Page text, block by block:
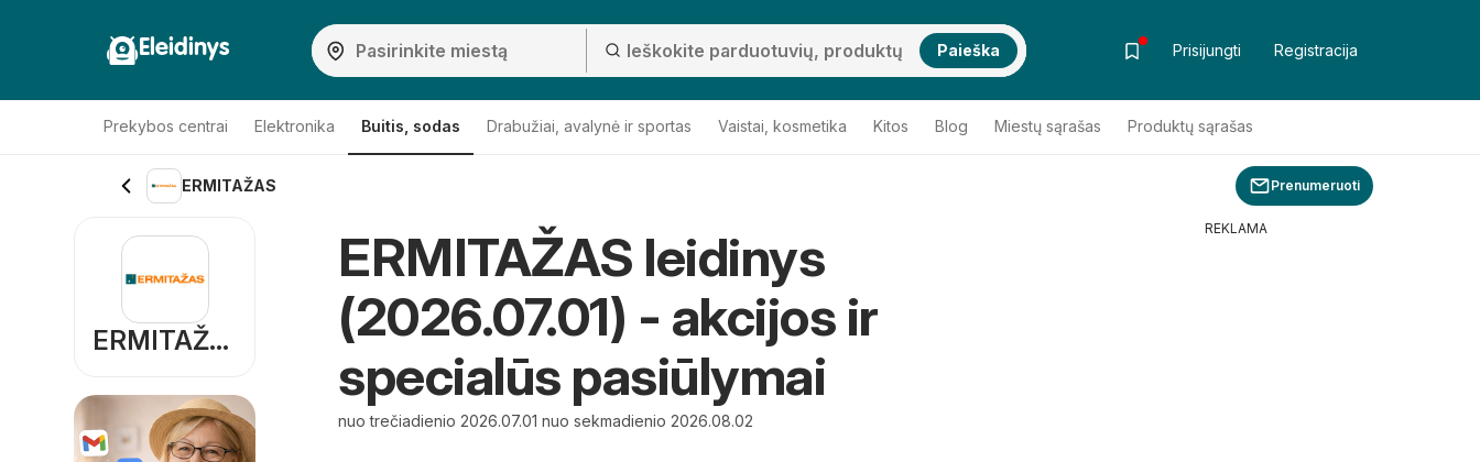
Eleidinys Paieška Prisijungti Registracija
Prekybos centrai Elektronika Buitis, sodas Drabužiai, avalynė ir sportas Vaistai, kosmetika Kitos Blog Miestų sąrašas Produktų sąrašas
ERMITAŽAS Prenumeruoti
ERMITAŽAS leidinys
(2026.07.01) - akcijos ir
specialūs pasiūlymai
nuo trečiadienio 2026.07.01 nuo sekmadienio 2026.08.02
ERMITAŽAS
REKLAMA